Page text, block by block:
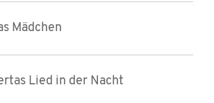
Mädchen
Lied in der Nacht